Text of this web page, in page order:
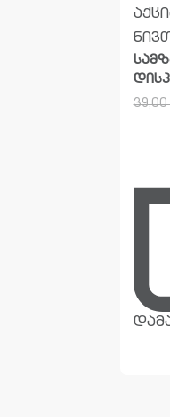
39,00